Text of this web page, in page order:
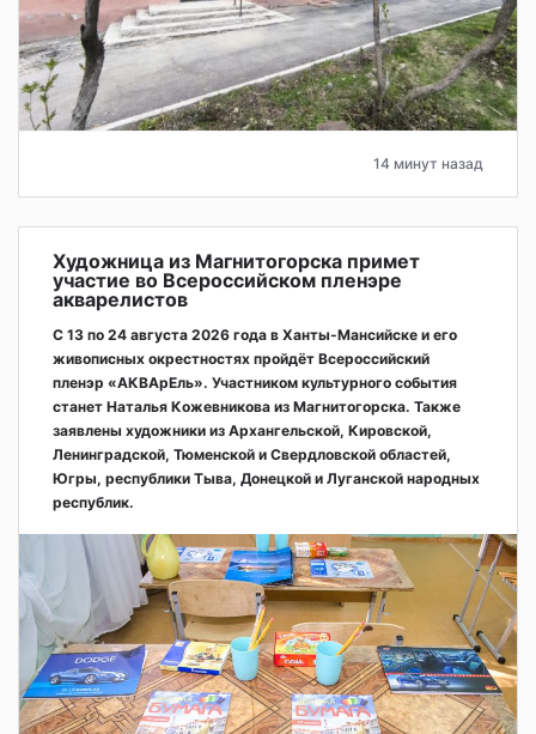
14 минут назад
Художница из Магнитогорска примет
участие во Всероссийском пленэре
акварелистов
С 13 по 24 августа 2026 года в Ханты-Мансийске и его
живописных окрестностях пройдёт Всероссийский
пленэр «АКВАрЕль». Участником культурного события
станет Наталья Кожевникова из Магнитогорска. Также
заявлены художники из Архангельской, Кировской,
Ленинградской, Тюменской и Свердловской областей,
Югры, республики Тыва, Донецкой и Луганской народных
республик.